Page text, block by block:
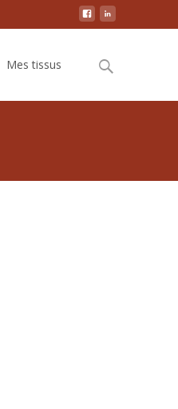
Mes tissus
Search